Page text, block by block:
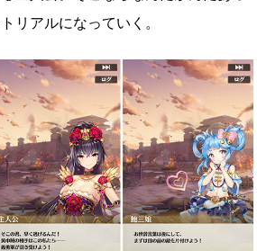
リアルになっていく。